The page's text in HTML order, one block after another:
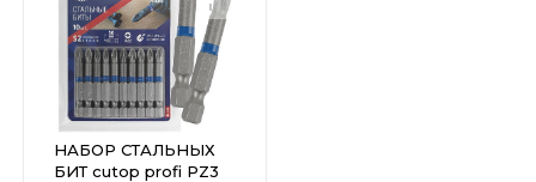
НАБОР СТАЛЬНЫХ
БИТ cutop profi РZ3